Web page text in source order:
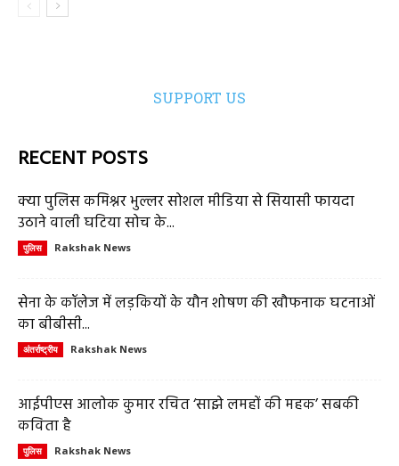
SUPPORT US
RECENT POSTS
क्या पुलिस कमिश्नर भुल्लर सोशल मीडिया से सियासी फायदा
उठाने वाली घटिया सोच के...
पुलिस Rakshak News
सेना के कॉलेज में लड़कियों के यौन शोषण की खौफनाक घटनाओं
का बीबीसी...
अंतर्राष्ट्रीय Rakshak News
आईपीएस आलोक कुमार रचित ‘साझे लमहों की महक’ सबकी
कविता है
पुलिस Rakshak News